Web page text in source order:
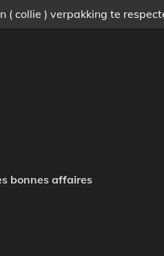
( collie ) verpakking te
bonnes affaires